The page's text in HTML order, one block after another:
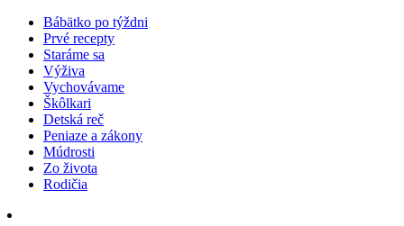
Bábätko po týždni
Prvé recepty
Staráme sa
Výživa
Vychovávame
Škôlkari
Detská reč
Peniaze a zákony
Múdrosti
Zo života
Rodičia